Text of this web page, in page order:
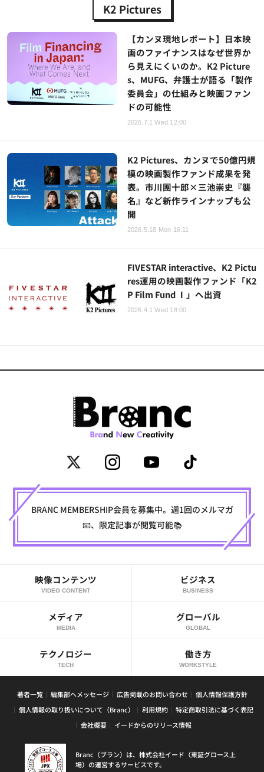
K2 Pictures
【カンヌ現地レポート】日本映
画のファイナンスはなぜ世界か
ら見えにくいのか。K2 Picture
s、MUFG、弁護士が語る「製作
委員会」の仕組みと映画ファン
ドの可能性
2026.7.1 Wed 12:00
K2 Pictures、カンヌで50億円規
模の映画製作ファンド成果を発
表。市川團十郎×三池崇史『襲
名』など新作ラインナップも公
開
2026.5.18 Mon 16:11
FIVESTAR interactive、K2 Pictu
res運用の映画製作ファンド「K2
P Film Fund Ⅰ」へ出資
2026.4.1 Wed 18:00
BRANC MEMBERSHIP会員を募集中。週1回のメルマガ
📧、限定記事が閲覧可能📚
映像コンテンツ
VIDEO CONTENT
ビジネス
BUSINESS
メディア
MEDIA
グローバル
GLOBAL
テクノロジー
TECH
働き方
WORKSTYLE
著者一覧 編集部へメッセージ 広告掲載のお問い合わせ
個人情報保護方針
個人情報の取り扱いについて（Branc）
利用規約
特定商取引法に基づく表記
会社概要
イードからのリリース情報
Branc（ブラン）は、株式会社イード（東証グロース上
場）の運営するサービスです。